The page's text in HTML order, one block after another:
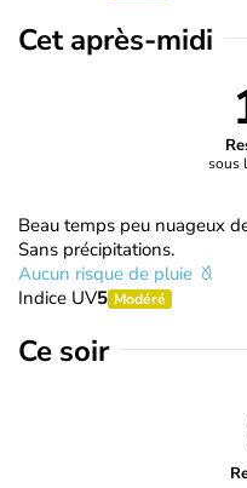
Cet après-midi
sous
Beau temps peu nuageux
Sans précipitations.
Aucun risque de pluie
Indice UV5 Modéré
Ce soir